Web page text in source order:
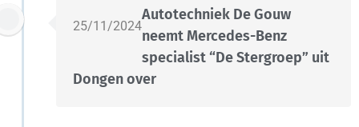
25/11/2024
Autotechniek De Gouw
neemt Mercedes-Benz
specialist “De Stergroep” uit
Dongen over